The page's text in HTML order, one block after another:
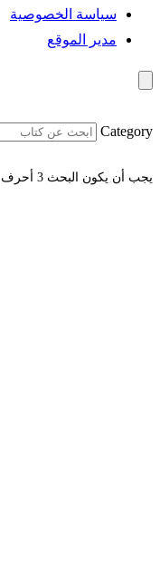
سياسة الخصوصية
مدير الموقع
Category
يجب أن يكون البحث 3 أحرف على الأقل